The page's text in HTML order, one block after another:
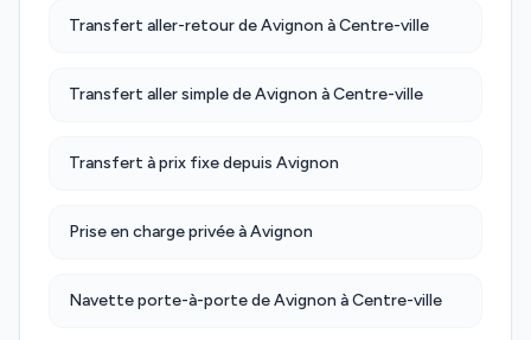
Transfert aller-retour de Avignon à Centre-ville
Transfert aller simple de Avignon à Centre-ville
Transfert à prix fixe depuis Avignon
Prise en charge privée à Avignon
Navette porte-à-porte de Avignon à Centre-ville